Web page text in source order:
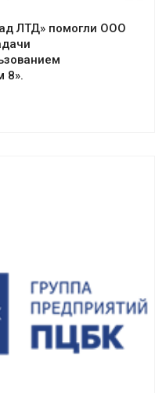
ЛТД» помогли ООО
8».